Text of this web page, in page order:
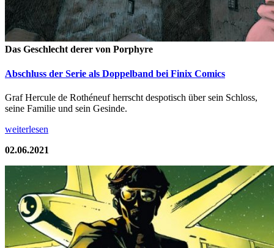
Das Geschlecht derer von Porphyre
Abschluss der Serie als Doppelband bei Finix Comics
Graf Hercule de Rothéneuf herrscht despotisch über sein Schloss,
seine Familie und sein Gesinde.
weiterlesen
02.06.2021